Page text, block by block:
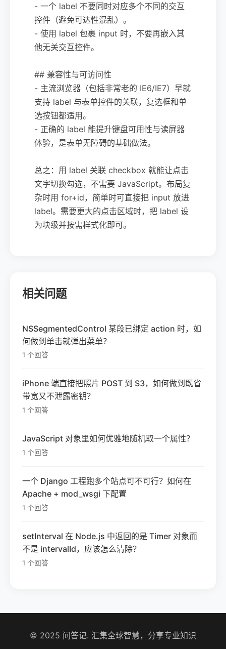
- 一个 label 不要同时对应多个不同的交互
控件（避免可达性混乱）。
- 使用 label 包裹 input 时，不要再嵌入其
他无关交互控件。
## 兼容性与可访问性
- 主流浏览器（包括非常老的 IE6/IE7）早就
支持 label 与表单控件的关联，复选框和单
选按钮都适用。
- 正确的 label 能提升键盘可用性与读屏器
体验，是表单无障碍的基础做法。
总之：用 label 关联 checkbox 就能让点击
文字切换勾选，不需要 JavaScript。布局复
杂时用 for+id，简单时可直接把 input 放进
label。需要更大的点击区域时，把 label 设
为块级并按需样式化即可。
相关问题
NSSegmentedControl 某段已绑定 action 时，如
何做到单击就弹出菜单？
1 个回答
iPhone 端直接把照片 POST 到 S3，如何做到既省
带宽又不泄露密钥？
1 个回答
JavaScript 对象里如何优雅地随机取一个属性？
1 个回答
一个 Django 工程跑多个站点可不可行？如何在
Apache + mod_wsgi 下配置
1 个回答
setInterval 在 Node.js 中返回的是 Timer 对象而
不是 intervalId，应该怎么清除？
1 个回答
© 2025 问答记. 汇集全球智慧，分享专业知识